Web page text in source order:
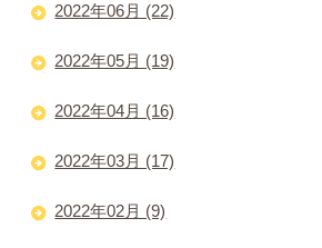
2022年06月 (22)
2022年05月 (19)
2022年04月 (16)
2022年03月 (17)
2022年02月 (9)